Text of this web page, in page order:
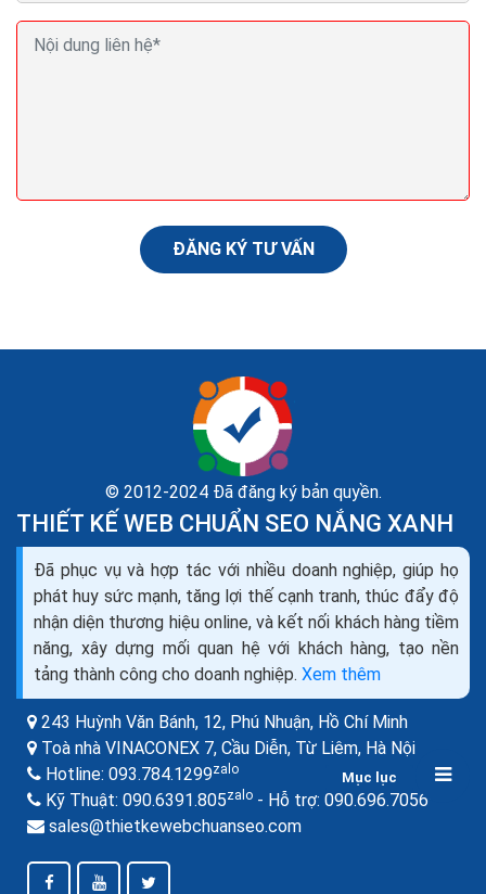
Mục lục
đại diện. Một nhà thiết kế nên cung...
Cách tạo logo riêng cho fanpage website tên mình
công ty chữ ký lớp
Một logo tuyệt vời giúp xây dựng nhận thức và khơi dậy
sự tin tưởng. Hãy khiến cho khách hàng không thể quên
được logo của bạn bằng cách sử dụng một...
ĐĂNG KÝ TƯ VẤN
© 2012-2024 Đã đăng ký bản quyền.
THIẾT KẾ WEB CHUẨN SEO NẮNG XANH
Đã phục vụ và hợp tác với nhiều doanh nghiệp, giúp họ
phát huy sức mạnh, tăng lợi thế cạnh tranh, thúc đẩy độ
nhận diện thương hiệu online, và kết nối khách hàng tiềm
năng, xây dựng mối quan hệ với khách hàng, tạo nền
tảng thành công cho doanh nghiệp. Xem thêm
243 Huỳnh Văn Bánh, 12, Phú Nhuận, Hồ Chí Minh
Toà nhà VINACONEX 7, Cầu Diễn, Từ Liêm, Hà Nội
Hotline: 093.784.1299zalo
Kỹ Thuật: 090.6391.805zalo - Hỗ trợ: 090.696.7056
sales@thietkewebchuanseo.com